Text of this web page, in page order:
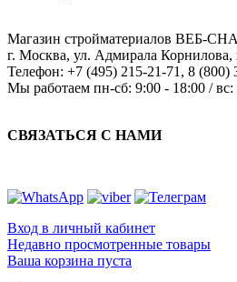
Магазин стройматериалов ВЕБ-
г. Москва, ул. Адмирала Корнилова,
Телефон: +7 (495) 215-21-71 , 8 (800)
Мы работаем пн-сб: 9:00 - 18:00 /
СВЯЗАТЬСЯ С НАМИ
Вход в личный кабинет
Недавно просмотренные товары
Ваша корзина пуста